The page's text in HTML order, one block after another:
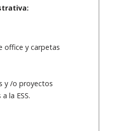
office y carpetas
y /o proyectos
la ESS.